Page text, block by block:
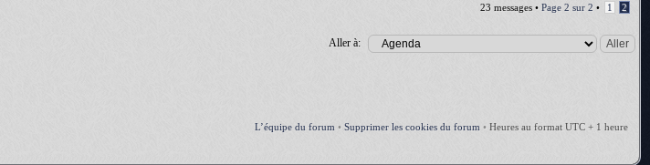
23 messages • Page 2 sur 2 • 1 2
Aller à:
L’équipe du forum • Supprimer les cookies du forum • Heures au format UTC + 1 heure